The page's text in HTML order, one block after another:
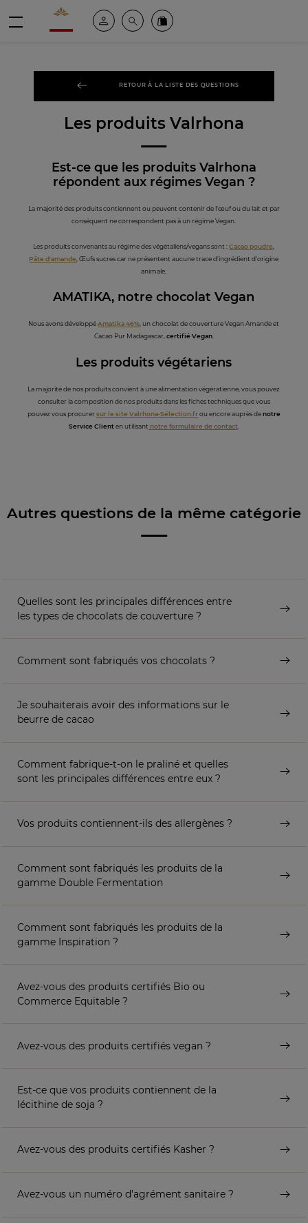
Valrhona - Imaginons le meilleur du chocolat
Espace clientRechercheCommandez en ligne
RETOUR À LA LISTE DES QUESTIONS
Les produits Valrhona
Est-ce que les produits Valrhona
répondent aux régimes Vegan ?
La majorité des produits contiennent ou peuvent contenir de l'œuf ou du lait et par
conséquent ne correspondent pas à un régime Vegan.
Les produits convenants au régime des végétaliens/vegans sont :Cacao poudre
Pâte d'amande , Œufs sucres car ne présentent aucune trace d'ingrédient d'origine
animale.
AMATIKA, notre chocolat Vegan
Nous avons développéAmatika 46% , un chocolat de couverture Vegan Amande et
Cacao Pur Madagascar, certifié Vegan.
Les produits végétariens
La majorité de nos produits convient à une alimentation végératienne, vous pouvez
consulter la composition de nos produits dans les fiches techniques que vous
pouvez vous procurer sur le site Valrhona-Sélection.frou encore auprès denotre
Service Clienten utilisant notre formulaire de contact.
Autres questions de la même catégorie
Quelles sont les principales différences entre
les types de chocolats de couverture ?
Comment sont fabriqués vos chocolats ?
Je souhaiterais avoir des informations sur le
beurre de cacao
Comment fabrique-t-on le praliné et quelles
sont les principales différences entre eux ?
Vos produits contiennent-ils des allergènes ?
Comment sont fabriqués les produits de la
gamme Double Fermentation
Comment sont fabriqués les produits de la
gamme Inspiration ?
Avez-vous des produits certifiés Bio ou
Commerce Equitable ?
Avez-vous des produits certifiés vegan ?
Est-ce que vos produits contiennent de la
lécithine de soja ?
Avez-vous des produits certifiés Kasher ?
Avez-vous un numéro d'agrément sanitaire ?